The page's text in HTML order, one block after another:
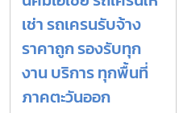
เช่า รถเครนรับจ้าง
ราคาถูก รองรับทุก
งาน บริการ ทุกพื้นที่
ภาคตะวันออก